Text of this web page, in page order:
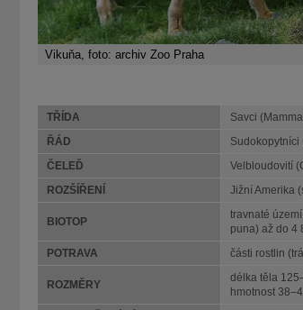
Vikuňa, foto: archiv Zoo Praha
TŘÍDA Savci
ŘÁD Sudokopytníci
ČELEĎ Velbloudovití
ROZŠÍŘENÍ Jižní Amerika
BIOTOP
travnaté
puna) až do 4
POTRAVA části rostlin
ROZMĚRY
délka těla
hmotnost